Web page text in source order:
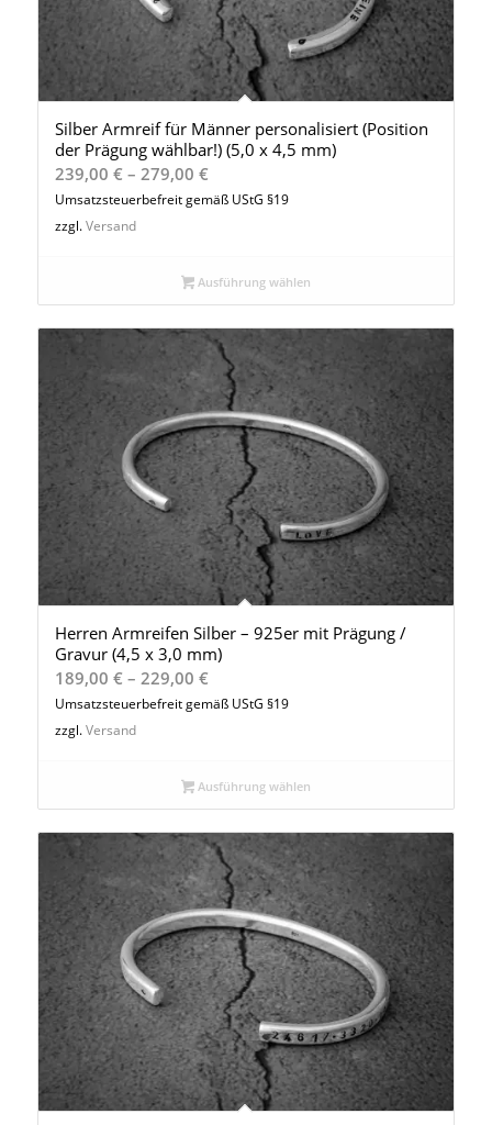
Silber Armreif für Männer personalisiert (Position
der Prägung wählbar!) (5,0 x 4,5 mm)
239,00 € – 279,00 €Preisspanne:
239,00 €
Umsatzsteuerbefreit gemäß UStG §19
zzgl.Versand
Ausführung wählen
Herren Armreifen Silber – 925er mit Prägung /
Gravur (4,5 x 3,0 mm)
189,00 € – 229,00 €Preisspanne:
189,00 €
Umsatzsteuerbefreit gemäß UStG §19
zzgl.Versand
Ausführung wählen